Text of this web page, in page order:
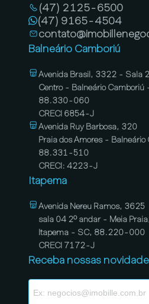
(47) 2125-6500
(47) 9165-4504
Balneário Camboriú
Avenida Brasil, 3322 - Sala
Centro - Balneário Camboriú
88.330-060
CRECI 6854-J
Avenida Ruy Barbosa, 320
Praia dos Amores - Balneário
88.331-510
CRECI: 4223-J
Itapema
Avenida Nereu Ramos, 3625
sala 04 2º andar - Meia Praia,
Itapema - SC, 88.220-000
CRECI 7172-J
Receba nossas